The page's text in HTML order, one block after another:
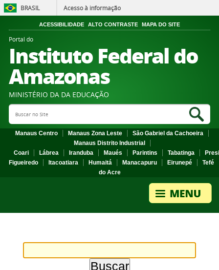
BRASIL Acesso à informação
ACESSIBILIDADE ALTO CONTRASTE MAPA DO SITE
Portal do
Instituto Federal do
Amazonas
MINISTÉRIO DA DA EDUCAÇÃO
Search Site
Manaus Centro Manaus Zona Leste
São Gabriel da Cachoeira
Manaus Distrito Industrial
Coari
Lábrea Iranduba Maués Parintins Tabatinga
Figueiredo
Itacoatiara Humaitá Manacapuru Eirunepé
Tefé
do Acre